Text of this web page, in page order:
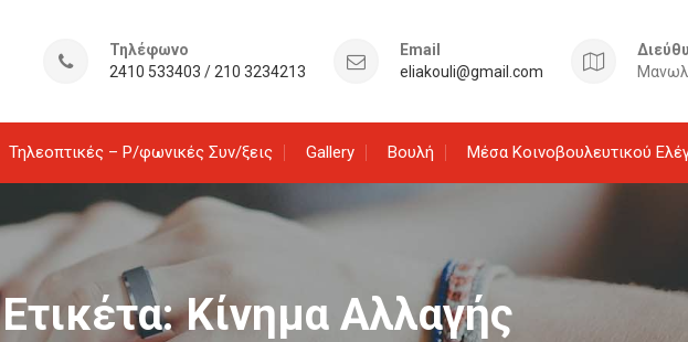
Τηλέφωνο
2410 533403 / 210 3234213
Email
eliakouli@gmail.com
Τηλεοπτικές – Ρ/φωνικές Συν/ξεις Gallery Βουλή Μέσα Κοινοβουλευτικού
Ετικέτα:Κίνημα Αλλαγής